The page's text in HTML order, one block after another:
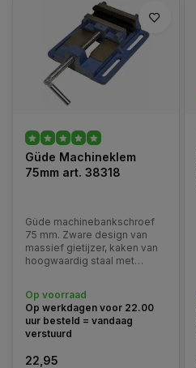
Güde Machineklem
75mm art. 38318
Güde machinebankschroef
75 mm. Zware design van
massief gietijzer, kaken van
hoogwaardig staal met
stam, schoon gepolijst bed,
tot vaststelling van slots, met
prisma kaken voor veilig
spannen van rond materiaal.
Op voorraad
Op werkdagen voor 22.00
uur besteld = vandaag
verstuurd
22,95